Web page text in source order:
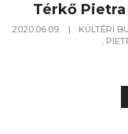
Térkő
2020.06.09. | KÜLTÉRI
,